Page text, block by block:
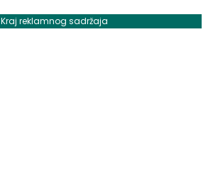
Kraj reklamnog sadržaja